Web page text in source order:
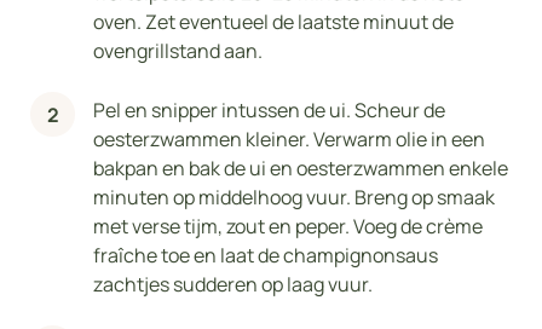
oven. Zet eventueel de laatste minuut de
ovengrillstand aan.
Pel en snipper intussen de ui. Scheur de
oesterzwammen kleiner. Verwarm olie in een
bakpan en bak de ui en oesterzwammen enkele
minuten op middelhoog vuur. Breng op smaak
met verse tijm, zout en peper. Voeg de crème
fraîche toe en laat de champignonsaus
zachtjes sudderen op laag vuur.